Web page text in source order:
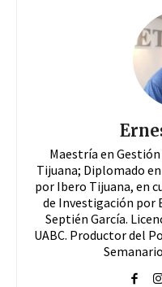
Maestría en
Tijuana; Diplomado
por Ibero Tijuana, en
de Investigación por
Septién García.
UABC. Productor del